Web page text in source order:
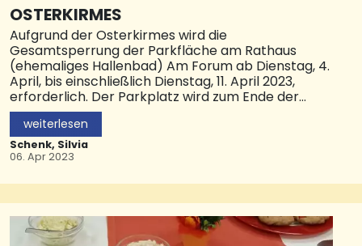
Betriebsräumen von Gaststätten der Stadt
Homburg.Im Laufe des Abends wurden insgesamt
vier Gastronomiebetriebe aufgesucht und vier
Arbeitnehmer und Arbeitnehmerinnen zu ihren
Beschäftigungsverhältnissen befragt.Der Zoll
stellte dabei knapp 75 Kilogramm unversteuerten
Wasserpfeifentabak sicher. Es wurden insgesamt
vier Straf- und vier
Ordnungswidrigkeitenverfahren wegen Verstößen
gegen das Tabaksteuergesetz
eingeleitet.Außerdem konnten folgende Verstöße
im Bereich Schwarzarbeit festgestellt werden: Drei
OSTERKIRMES
Aufgrund der Osterkirmes wird die
Gesamtsperrung der Parkfläche am Rathaus
(ehemaliges Hallenbad) Am Forum ab Dienstag, 4.
April, bis einschließlich Dienstag, 11. April 2023,
erforderlich. Der Parkplatz wird zum Ende der
Veranstaltung umgehend wieder für den
öffentlichen Verkehr freigegeben. © Pressestelle
Stadt HOM
weiterlesen
Schenk, Silvia
06. Apr 2023